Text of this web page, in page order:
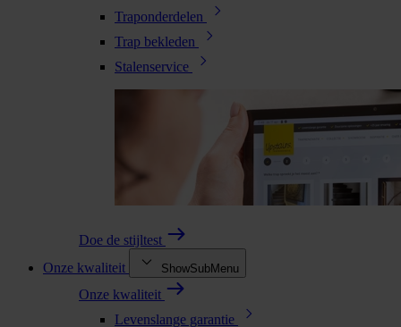
Traponderdelen
Trap bekleden
Stalenservice
Doe de stijltest
Onze kwaliteit
ShowSubMenu
Onze kwaliteit
Levenslange garantie